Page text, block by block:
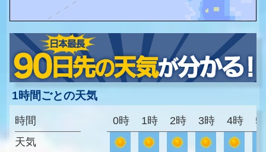
1時間ごとの天気
時間
天気
0時 1時 2時 3時 4時 5